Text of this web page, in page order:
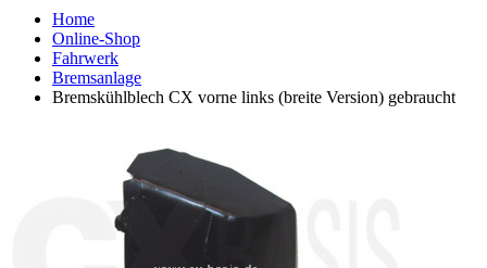
Home
Online-Shop
Fahrwerk
Bremsanlage
Bremskühlblech CX vorne links (breite Version) gebraucht